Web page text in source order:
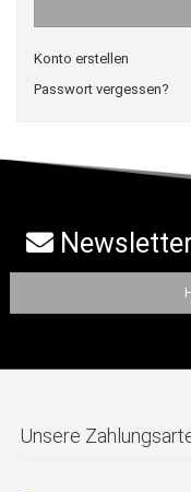
Konto erstellen
Passwort vergessen?
Unsere